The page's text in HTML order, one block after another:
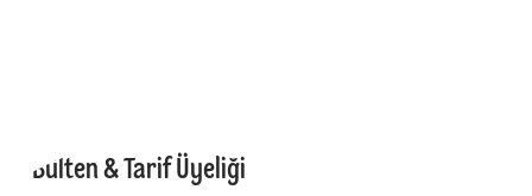
Bülten & Tarif Üyeliği